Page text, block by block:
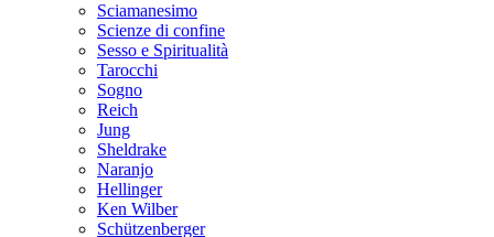
Sciamanesimo
Scienze di confine
Sesso e Spiritualità
Tarocchi
Sogno
Reich
Jung
Sheldrake
Naranjo
Hellinger
Ken Wilber
Schützenberger